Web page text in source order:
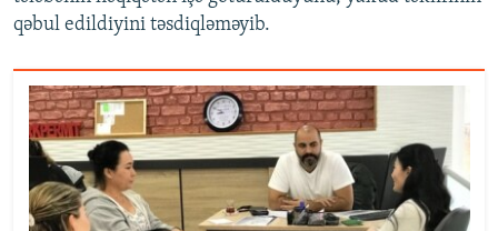
qəbul edildiyini təsdiqləməyib.